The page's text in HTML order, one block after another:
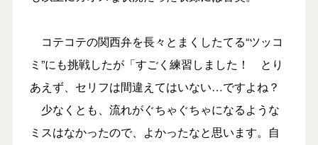
コテコテの関西弁を長々とまくしたてる“ツッコ
ミ”にも挑戦したが「すごく練習しました！ とり
あえず、セリフは間違えてはいない…ですよね？
少なくとも、流れがぐちゃぐちゃになるような
ミスはなかったので、よかったなと思います。自